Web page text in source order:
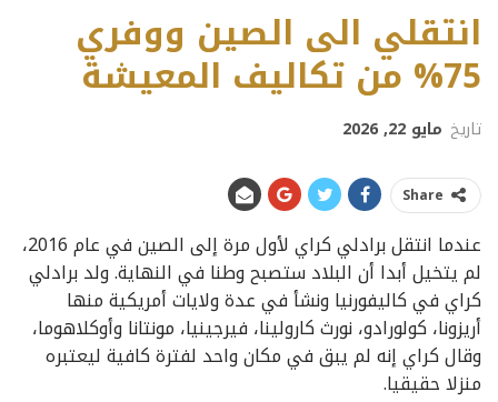
انتقلي الى الصين ووفري
75% من تكاليف المعيشة
تاريخ مايو 22, 2026
Share
عندما انتقل برادلي كراي لأول مرة إلى الصين في عام 2016،
لم يتخيل أبدا أن البلاد ستصبح وطنا في النهاية. ولد برادلي
كراي في كاليفورنيا ونشأ في عدة ولايات أمريكية منها
أريزونا، كولورادو، نورث كارولينا، فيرجينيا، مونتانا وأوكلاهوما،
وقال كراي إنه لم يبق في مكان واحد لفترة كافية ليعتبره
منزلا حقيقيا.